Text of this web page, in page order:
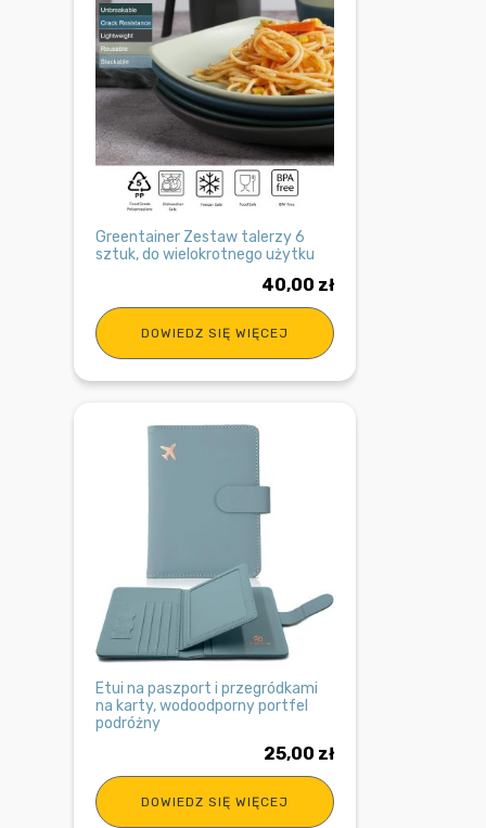
Greentainer Zestaw talerzy 6
sztuk, do wielokrotnego użytku
40,00 zł
DOWIEDZ SIĘ WIĘCEJ
Etui na paszport i przegródkami
na karty, wodoodporny portfel
podróżny
25,00 zł
DOWIEDZ SIĘ WIĘCEJ